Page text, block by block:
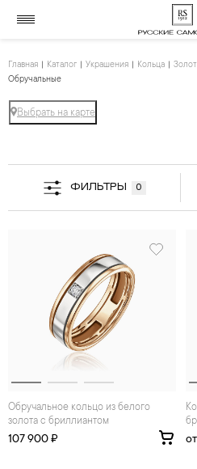
Главная Каталог Украшения Кольца
Обручальные
Выбрать на карте
ФИЛЬТРЫ 0
Обручальное кольцо из белого
золота с бриллиантом
107 900 ₽
Кольцо из белого золота с